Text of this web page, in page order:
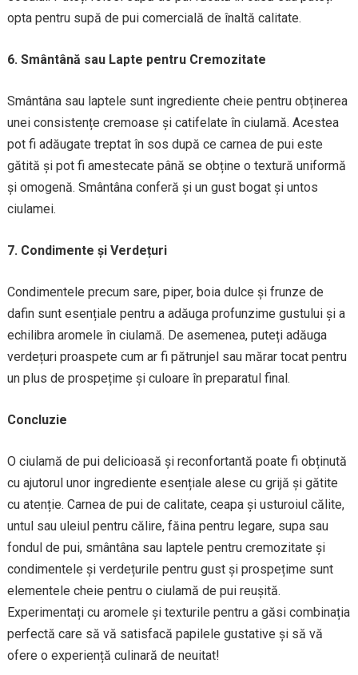
opta pentru supă de pui comercială de înaltă calitate.
6. Smântână sau Lapte pentru Cremozitate
Smântâna sau laptele sunt ingrediente cheie pentru obținerea
unei consistențe cremoase și catifelate în ciulamă. Acestea
pot fi adăugate treptat în sos după ce carnea de pui este
gătită și pot fi amestecate până se obține o textură uniformă
și omogenă. Smântâna conferă și un gust bogat și untos
ciulamei.
7. Condimente și Verdețuri
Condimentele precum sare, piper, boia dulce și frunze de
dafin sunt esențiale pentru a adăuga profunzime gustului și a
echilibra aromele în ciulamă. De asemenea, puteți adăuga
verdețuri proaspete cum ar fi pătrunjel sau mărar tocat pentru
un plus de prospețime și culoare în preparatul final.
Concluzie
O ciulamă de pui delicioasă și reconfortantă poate fi obținută
cu ajutorul unor ingrediente esențiale alese cu grijă și gătite
cu atenție. Carnea de pui de calitate, ceapa și usturoiul călite,
untul sau uleiul pentru călire, făina pentru legare, supa sau
fondul de pui, smântâna sau laptele pentru cremozitate și
condimentele și verdețurile pentru gust și prospețime sunt
elementele cheie pentru o ciulamă de pui reușită.
Experimentați cu aromele și texturile pentru a găsi combinația
perfectă care să vă satisfacă papilele gustative și să vă
ofere o experiență culinară de neuitat!